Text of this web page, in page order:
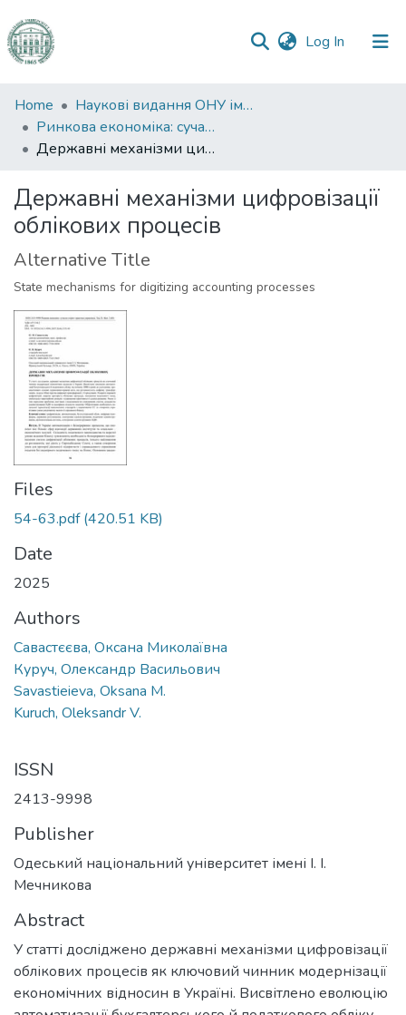
Log In (current)
Communities
&
Collections
Statistics
Home
Наукові видання ОНУ імені І. І. Мечникова
Ринкова економіка: сучасна теорія і практика управління
Державні механізми цифровізації облікових процесів
Державні механізми цифровізації
облікових процесів
Alternative Title
State mechanisms for digitizing accounting processes
Files
54-63.pdf(420.51 KB)
Date
2025
Authors
Савастєєва, Оксана Миколаївна
Куруч, Олександр Васильович
Savastieieva, Oksana M.
Kuruch, Oleksandr V.
ISSN
2413-9998
Publisher
Одеський національний університет імені І. І.
Мечникова
Abstract
У статті досліджено державні механізми цифровізації
облікових процесів як ключовий чинник модернізації
економічних відносин в Україні. Висвітлено еволюцію